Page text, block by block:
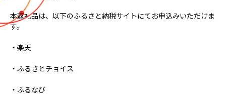
本返礼品は、以下のふるさと納税サイトにてお申込みいただけま
す。
・楽天
・ふるさとチョイス
・ふるなび